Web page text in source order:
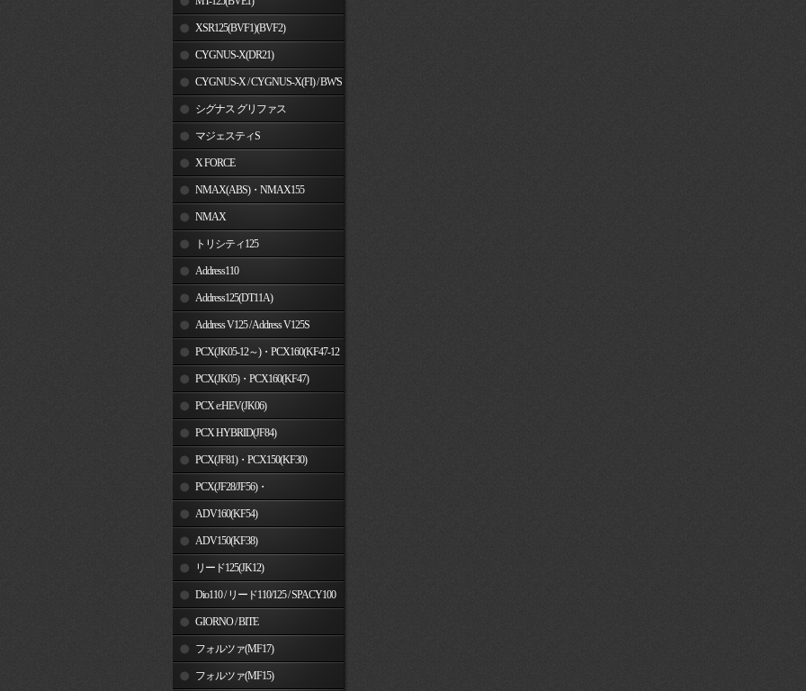
XSR125(BVF1)(BVF2)
CYGNUS-X(DR21)
CYGNUS-X / CYGNUS-X(FI) / BW'S
125 シグナス グリファス
マジェスティS
X FORCE
NMAX(ABS)・NMAX155
NMAX
トリシティ125
Address110
Address125(DT11A)
Address V125 / Address V125S
PCX(JK05-12～)・PCX160(KF47-12
～) PCX(JK05)・PCX160(KF47)
PCX e:HEV(JK06)
PCX HYBRID(JF84)
PCX(JF81)・PCX150(KF30)
PCX(JF28/JF56)・
PCX150(KF12/KF18)
ADV160(KF54)
ADV150(KF38)
リード125(JK12)
Dio110 / リード110/125 / SPACY100
GIORNO / BITE
フォルツァ(MF17)
フォルツァ(MF15)